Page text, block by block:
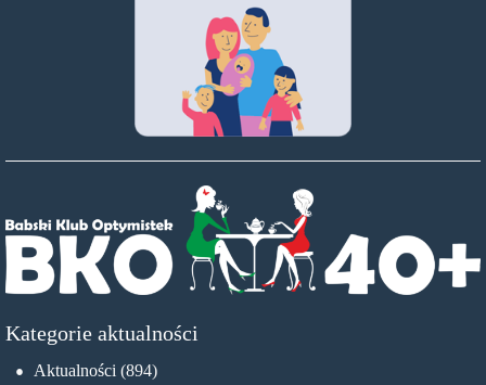
Kategorie aktualności
Aktualności (894)